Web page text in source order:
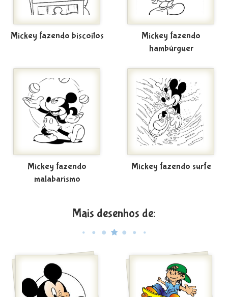
Mickey fazendo biscoitos
Mickey fazendo
hambúrguer
Mickey fazendo
malabarismo
Mickey fazendo surfe
Mais desenhos de: